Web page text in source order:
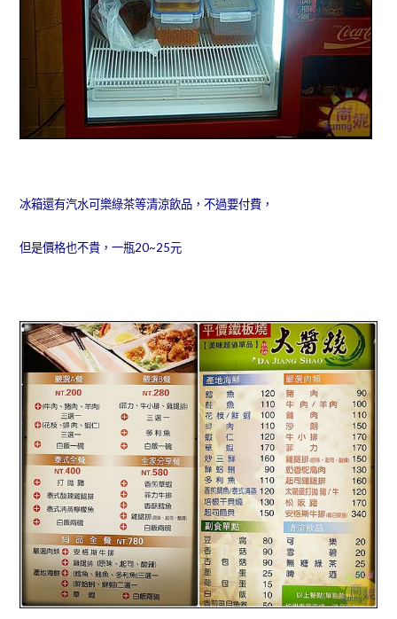
冰箱還有汽水可樂綠茶等清涼飲品，不過要付費，
但是價格也不貴，一瓶20~25元